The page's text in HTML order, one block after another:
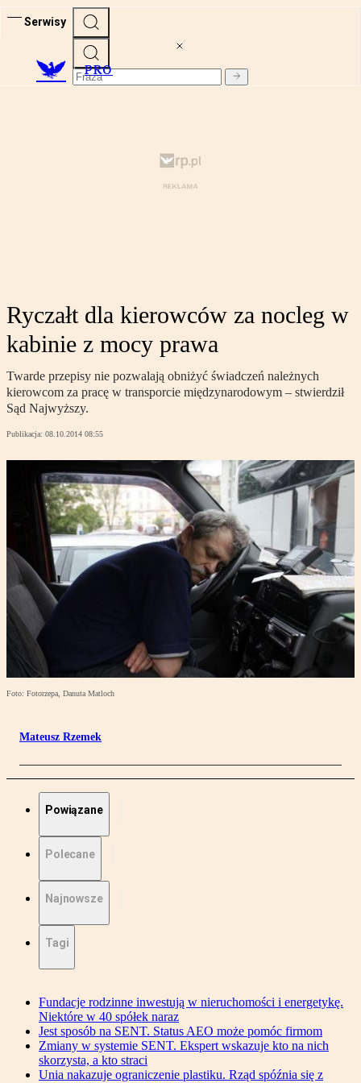
Serwisy
PRO
Ryczałt dla kierowców za nocleg w
kabinie z mocy prawa
Twarde przepisy nie pozwalają obniżyć świadczeń należnych
kierowcom za pracę w transporcie międzynarodowym – stwierdził
Sąd Najwyższy.
Publikacja: 08.10.2014 08:55
Foto: Fotorzepa, Danuta Matloch
Mateusz Rzemek
Powiązane
Polecane
Najnowsze
Tagi
Fundacje rodzinne inwestują w nieruchomości i energetykę.
Niektóre w 40 spółek naraz
Jest sposób na SENT. Status AEO może pomóc firmom
Zmiany w systemie SENT. Ekspert wskazuje kto na nich
skorzysta, a kto straci
Unia nakazuje ograniczenie plastiku. Rząd spóźnia się z